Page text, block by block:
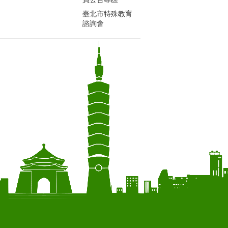
臺北市特殊教育
諮詢會